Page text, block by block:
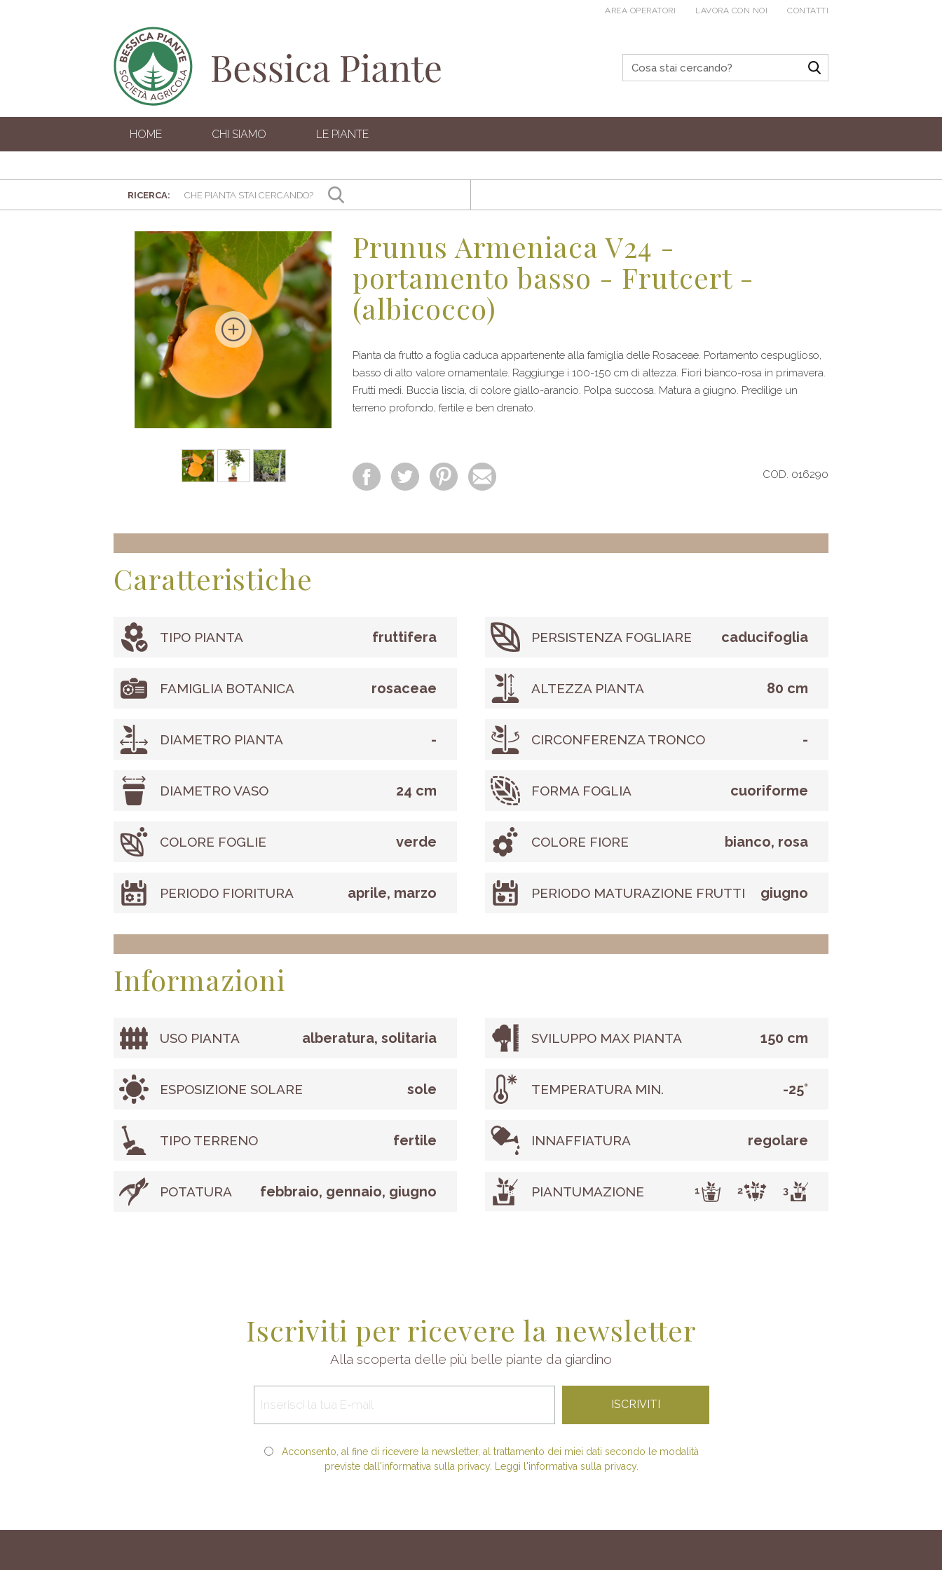
AREA OPERATORI LAVORA CON NOI CONTATTI
HOME CHI SIAMO LE PIANTE
RICERCA:
Prunus Armeniaca V24 -
portamento basso - Frutcert -
(albicocco)
Pianta da frutto a foglia caduca appartenente alla famiglia delle Rosaceae. Portamento cespuglioso,
basso di alto valore ornamentale. Raggiunge i 100-150 cm di altezza. Fiori bianco-rosa in primavera.
Frutti medi. Buccia liscia, di colore giallo-arancio. Polpa succosa. Matura a giugno. Predilige un
terreno profondo, fertile e ben drenato.
COD. 016290
Caratteristiche
TIPO PIANTA fruttifera PERSISTENZA FOGLIARE caducifoglia
FAMIGLIA BOTANICA rosaceae ALTEZZA PIANTA 80 cm
DIAMETRO PIANTA - CIRCONFERENZA TRONCO -
DIAMETRO VASO 24 cm FORMA FOGLIA cuoriforme
COLORE FOGLIE verde COLORE FIORE bianco, rosa
PERIODO FIORITURA aprile, marzo PERIODO MATURAZIONE FRUTTI giugno
Informazioni
USO PIANTA alberatura, solitaria SVILUPPO MAX PIANTA 150 cm
ESPOSIZIONE SOLARE sole TEMPERATURA MIN. -25°
TIPO TERRENO fertile INNAFFIATURA regolare
POTATURA febbraio, gennaio, giugno PIANTUMAZIONE
Iscriviti per ricevere la newsletter
Alla scoperta delle più belle piante da giardino
Acconsento, al fine di ricevere la newsletter, al trattamento dei miei dati secondo le modalità
previste dall'informativa sulla privacy. Leggi l'informativa sulla privacy.